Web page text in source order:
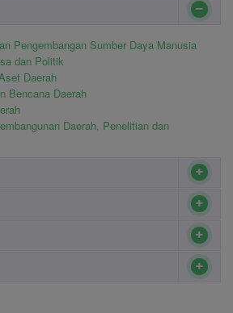
Pengembangan Sumber Daya Manusia
dan Politik
Daerah
Bencana Daerah
Daerah, Penelitian dan